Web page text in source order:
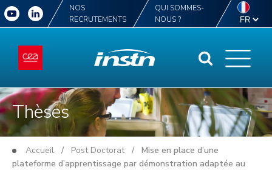
NOS
RECRUTEMENTS
QUI SOMMES-
NOUS ?
Thèses
Accueil / Post Doctorat/ Mise en place d’une
plateforme d’apprentissage par démonstration adaptée au